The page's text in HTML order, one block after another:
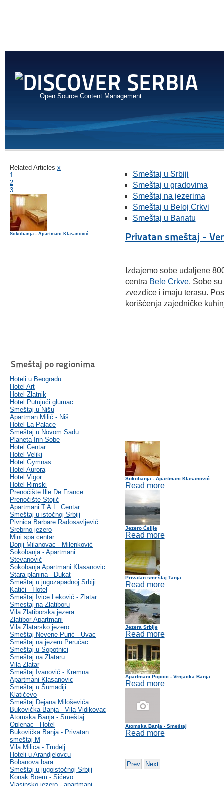
Open Source Content Management
Related Articles x
1
2
3
Sokobanja - Apartmani Klasanović
Smeštaj po regionima
Hoteli u Beogradu
Hotel Art
Hotel Zlatnik
Hotel Putujući glumac
Smeštaj u Nišu
Apartman Milić - Niš
Hotel La Palace
Smeštaj u Novom Sadu
Planeta Inn Sobe
Hotel Centar
Hotel Veliki
Hotel Gymnas
Hotel Aurora
Hotel Vigor
Hotel Rimski
Prenoćište Ille De France
Prenoćište Stojić
Apartmani T.A.L. Centar
Smeštaj u istočnoj Srbiji
Pivnica Barbare Radosavljević
Srebrno jezero
Mini spa centar
Donji Milanovac - Milenković
Sokobanja - Apartmani
Stevanović
Sokobanja Apartmani Klasanovic
Stara planina - Dukat
Smeštaj u jugozapadnoj Srbiji
Katići - Hotel
Smeštaj Ivice Leković - Zlatar
Smestaj na Zlatiboru
Vila Zlatiborska jezera
Zlatibor-Apartmani
Vila Zlatarsko jezero
Smeštaj Nevene Purić - Uvac
Smeštaj na jezeru Perućac
Smeštaj u Sopotnici
Smeštaj na Zlataru
Vila Zlatar
Smeštaj Ivanović - Kremna
Apartmani Klasanovic
Smeštaj u Šumadiji
Klatičevo
Smeštaj Dejana Miloševića
Bukovička Banja - Vila Vidikovac
Atomska Banja - Smeštaj
Oplenac - Hotel
Bukovička Banja - Privatan
smeštaj M
Vila Milica - Trudelj
Hoteli u Arandjelovcu
Bobanova bara
Smeštaj u jugoistočnoj Srbiji
Konak Boem - Sićevo
Smeštaj u Srbiji
Smeštaj u gradovima
Smeštaj na jezerima
Smeštaj u Beloj Crkvi
Smeštaj u Banatu
Privatan smeštaj -
Izdajemo sobe udaljene
centra Bele Crkve. Sobe
zvezdice i imaju terasu.
korišćenja zajedničke
Sokobanja - Apartmani Klasanović
Read more
Jezero Ćelije
Read more
Privatan smeštaj Tanja
Read more
Jezera Srbije
Read more
Apartmani Popcic - Vrnjacka Banja
Read more
Atomska Banja - Smeštaj
Read more
Prev Next